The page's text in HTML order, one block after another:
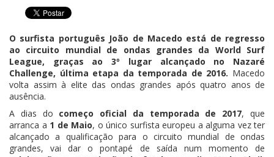
O surfista português João de Macedo está de regresso
ao circuito mundial de ondas grandes da World Surf
League, graças ao 3º lugar alcançado no Nazaré
Challenge, última etapa da temporada de 2016. Macedo
volta assim à elite das ondas grandes após quatro anos de
ausência.
A dias do começo oficial da temporada de 2017, que
arranca a 1 de Maio, o único surfista europeu a alguma vez ter
alcançado a qualificação para o circuito mundial de ondas
grandes, vai dar o pontapé de saída num momento de